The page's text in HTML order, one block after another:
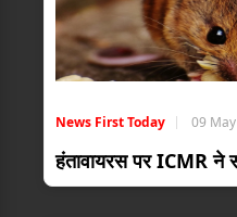
News First Today 09
हंतावायरस पर ICMR ने